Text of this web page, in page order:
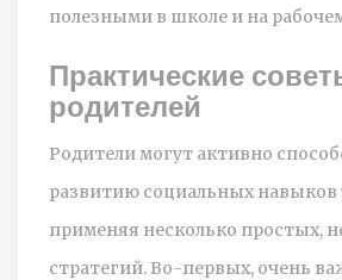
полезными в школе и на
Практические
родителей
Родители могут активно
развитию социальных навыков
применяя несколько простых,
стратегий. Во-первых, очень